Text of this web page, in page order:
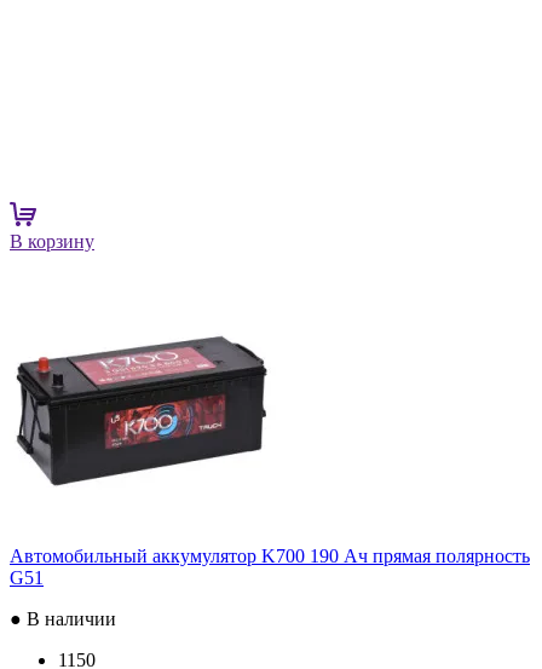
В корзину
Автомобильный аккумулятор K700 190 Ач прямая полярность
G51
● В наличии
1150